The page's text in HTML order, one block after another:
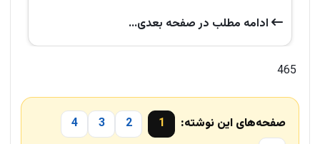
ادامه‌ مطلب در صفحه‌ بعدی...
465
صفحه‌های این نوشته: 1
2
3
4